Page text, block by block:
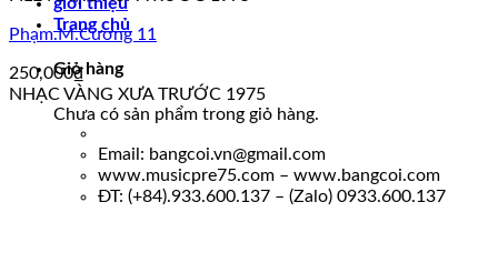
Trang chủ
Giỏ hàng
Chưa có sản phẩm trong giỏ hàng.
Phạm.M.Cương 11
250,000₫
NHẠC VÀNG XƯA TRƯỚC 1975
Email: bangcoi.vn@gmail.com
www.musicpre75.com – www.bangcoi.com
ĐT: (+84).933.600.137 – (Zalo) 0933.600.137